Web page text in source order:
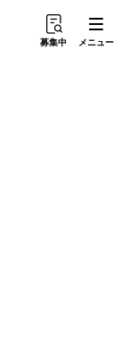
募集中 メニュー